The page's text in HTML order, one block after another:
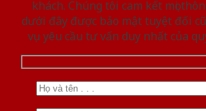
khách. Chúng tôi cam kết mọi
dưới đây được bảo mật tuyệt đối
vụ yêu cầu tư vấn duy nhất của